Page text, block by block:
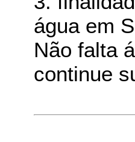
água em
Não falta
continue